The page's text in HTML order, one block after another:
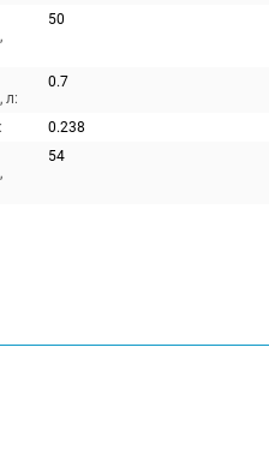
50
л:
0.7
0.238
54